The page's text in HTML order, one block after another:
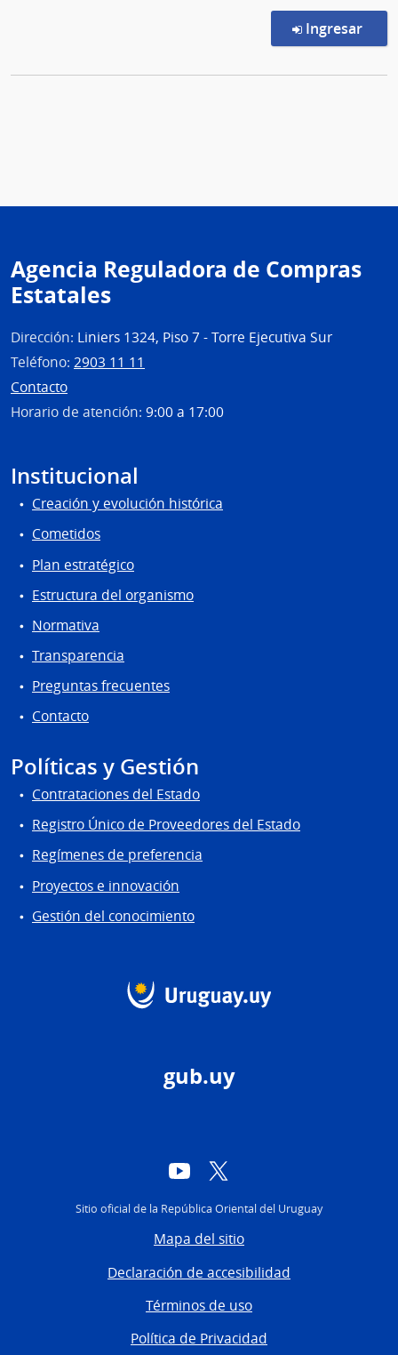
Ingresar
Agencia Reguladora de Compras
Estatales
Dirección: Liniers 1324, Piso 7 - Torre Ejecutiva Sur
Teléfono: 2903 11 11
Contacto
Horario de atención: 9:00 a 17:00
Institucional
Creación y evolución histórica
Cometidos
Plan estratégico
Estructura del organismo
Normativa
Transparencia
Preguntas frecuentes
Contacto
Políticas y Gestión
Contrataciones del Estado
Registro Único de Proveedores del Estado
Regímenes de preferencia
Proyectos e innovación
Gestión del conocimiento
gub.uy
YouTube
Sitio oficial de la República Oriental del Uruguay
Mapa del sitio
Declaración de accesibilidad
Términos de uso
Política de Privacidad